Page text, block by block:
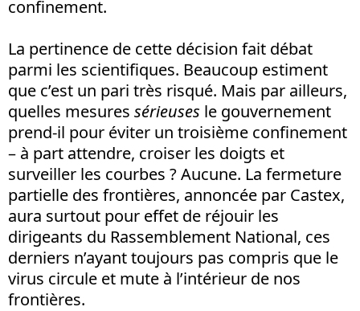
confinement.
La pertinence de cette décision fait débat
parmi les scientifiques. Beaucoup estiment
que c’est un pari très risqué. Mais par ailleurs,
quelles mesures sérieuses le gouvernement
prend-il pour éviter un troisième confinement
– à part attendre, croiser les doigts et
surveiller les courbes ? Aucune. La fermeture
partielle des frontières, annoncée par Castex,
aura surtout pour effet de réjouir les
dirigeants du Rassemblement National, ces
derniers n’ayant toujours pas compris que le
virus circule et mute à l’intérieur de nos
frontières.